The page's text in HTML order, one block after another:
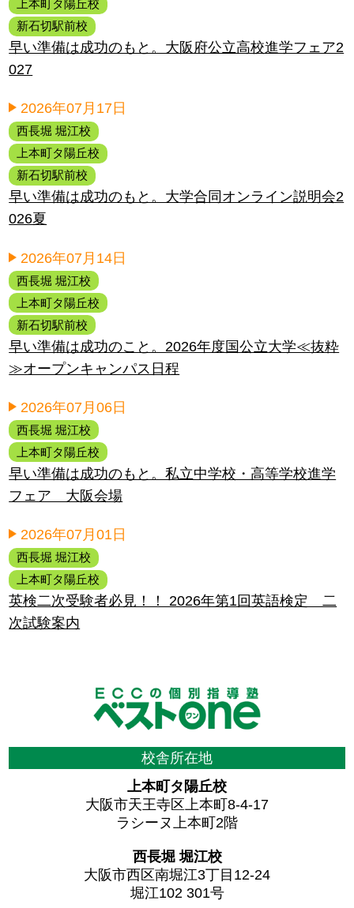
上本町タ陽丘校
新石切駅前校
早い準備は成功のもと。大阪府公立高校進学フェア2
027
2026年07月17日
西長堀 堀江校
上本町タ陽丘校
新石切駅前校
早い準備は成功のもと。大学合同オンライン説明会2
026夏
2026年07月14日
西長堀 堀江校
上本町タ陽丘校
新石切駅前校
早い準備は成功のこと。2026年度国公立大学≪抜粋
≫オープンキャンパス日程
2026年07月06日
西長堀 堀江校
上本町タ陽丘校
早い準備は成功のもと。私立中学校・高等学校進学
フェア 大阪会場
2026年07月01日
西長堀 堀江校
上本町タ陽丘校
英検二次受験者必見！！ 2026年第1回英語検定 二
次試験案内
校舎所在地
上本町タ陽丘校
大阪市天王寺区上本町8-4-17
ラシーヌ上本町2階
西長堀 堀江校
大阪市西区南堀江3丁目12-24
堀江102 301号